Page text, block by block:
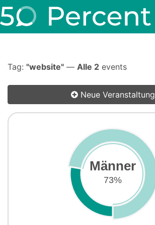
Tag: "website" — Alle 2 events
Neue Veranstaltung
Männer
73%